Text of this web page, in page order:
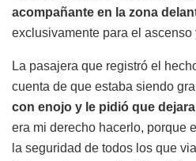
acompañante en la zona
exclusivamente para el
La pasajera que registró el
cuenta de que estaba siendo
con enojo y le pidió que
era mi derecho hacerlo, porque
la seguridad de todos los que